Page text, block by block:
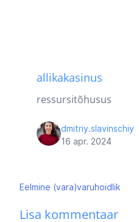
allikakasinus
ressursitõhusus
dmitriy.slavinschiy
16 apr. 2024
Navigeerimine
Eelmine (vara)varuhoidlik
Lisa kommentaar